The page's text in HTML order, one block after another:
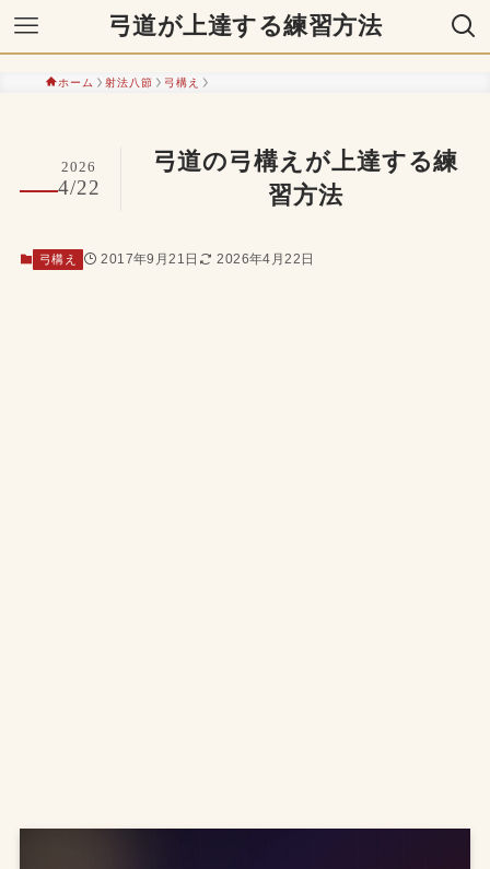
弓道が上達する練習方法
ホーム 射法八節 弓構え
弓道の弓構えが上達する練
習方法
2026
4/22
弓構え 2017年9月21日 2026年4月22日